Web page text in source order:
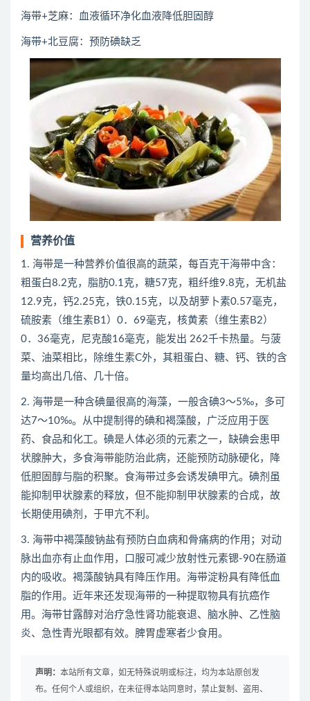
海带+芝麻：血液循环净化血液降低胆固醇
海带+北豆腐：预防碘缺乏
营养价值
1. 海带是一种营养价值很高的蔬菜，每百克干海带中含：
粗蛋白8.2克，脂肪0.1克，糖57克，粗纤维9.8克，无机盐
12.9克，钙2.25克，铁0.15克，以及胡萝卜素0.57毫克，
硫胺素（维生素B1）0．69毫克，核黄素（维生素B2）
0．36毫克，尼克酸16毫克，能发出 262千卡热量。与菠
菜、油菜相比，除维生素C外，其粗蛋白、糖、钙、铁的含
量均高出几倍、几十倍。
2. 海带是一种含碘量很高的海藻，一般含碘3～5‰，多可
达7～10‰。从中提制得的碘和褐藻酸，广泛应用于医
药、食品和化工。碘是人体必须的元素之一，缺碘会患甲
状腺肿大，多食海带能防治此病，还能预防动脉硬化，降
低胆固醇与脂的积聚。食海带过多会诱发碘甲亢。碘剂虽
能抑制甲状腺素的释放，但不能抑制甲状腺素的合成，故
长期使用碘剂，于甲亢不利。
3. 海带中褐藻酸钠盐有预防白血病和骨痛病的作用；对动
脉出血亦有止血作用，口服可减少放射性元素锶-90在肠道
内的吸收。褐藻酸钠具有降压作用。海带淀粉具有降低血
脂的作用。近年来还发现海带的一种提取物具有抗癌作
用。海带甘露醇对治疗急性肾功能衰退、脑水肿、乙性脑
炎、急性青光眼都有效。脾胃虚寒者少食用。
声明： 本站所有文章，如无特殊说明或标注，均为本站原创发
布。任何个人或组织，在未征得本站同意时，禁止复制、盗用、